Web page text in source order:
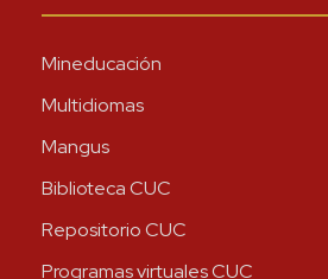
Mineducación
Multidiomas
Mangus
Biblioteca CUC
Repositorio CUC
Programas virtuales CUC